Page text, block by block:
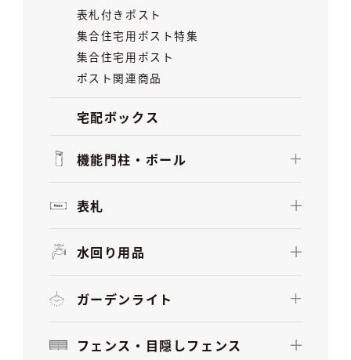
表札付きポスト
集合住宅用ポスト特集
集合住宅用ポスト
ポスト関連商品
宅配ボックス
機能門柱・ポール
表札
水回り用品
ガーデンライト
フェンス・目隠しフェンス